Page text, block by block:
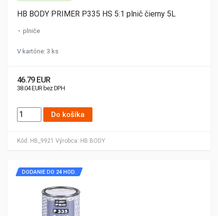
Kód: HB_9921 Výrobca: HB BODY
HB BODY PRIMER P335 HS 5:1 plnič čierny 5L
plniče
V kartóne: 3 ks
46.79 EUR
38.04 EUR bez DPH
Do košíka
DODANIE DO 24 HOD.